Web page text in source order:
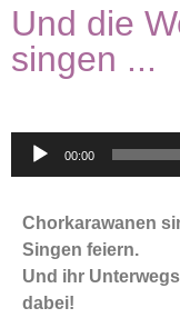
Und die
singen ...
Audio-
00:00
Chorkarawanen
Singen feiern.
Und ihr
dabei!